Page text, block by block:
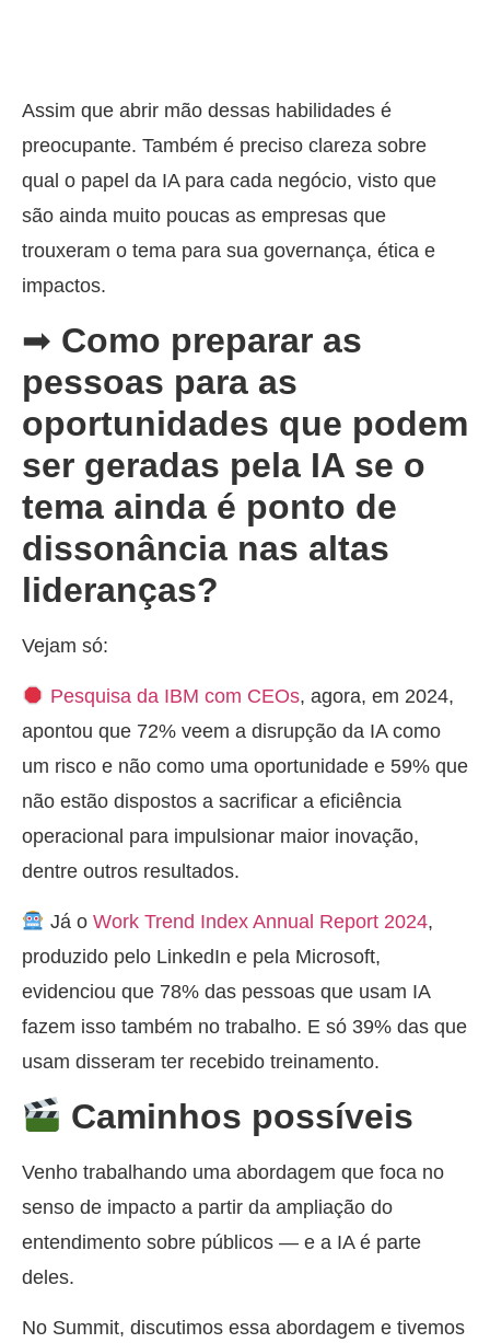
Assim que abrir mão dessas habilidades é
preocupante. Também é preciso clareza sobre
qual o papel da IA para cada negócio, visto que
são ainda muito poucas as empresas que
trouxeram o tema para sua governança, ética e
impactos.
➡ Como preparar as
pessoas para as
oportunidades que podem
ser geradas pela IA se o
tema ainda é ponto de
dissonância nas altas
lideranças?
Vejam só:
Pesquisa da IBM com CEOs, agora, em 2024,
apontou que 72% veem a disrupção da IA como
um risco e não como uma oportunidade e 59% que
não estão dispostos a sacrificar a eficiência
operacional para impulsionar maior inovação,
dentre outros resultados.
Já o Work Trend Index Annual Report 2024,
produzido pelo LinkedIn e pela Microsoft,
evidenciou que 78% das pessoas que usam IA
fazem isso também no trabalho. E só 39% das que
usam disseram ter recebido treinamento.
Caminhos possíveis
Venho trabalhando uma abordagem que foca no
senso de impacto a partir da ampliação do
entendimento sobre públicos — e a IA é parte
deles.
No Summit, discutimos essa abordagem e tivemos